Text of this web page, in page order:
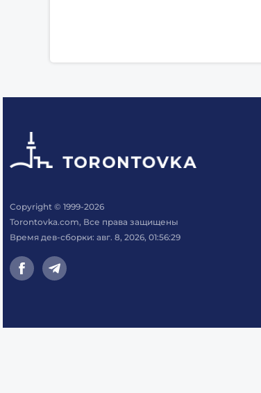
Copyright © 1999-2026
Torontovka.com, Все права защищены
Время дев-сборки: авг. 8, 2026, 01:56:29